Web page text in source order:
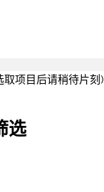
取项目后请稍待片刻)
选